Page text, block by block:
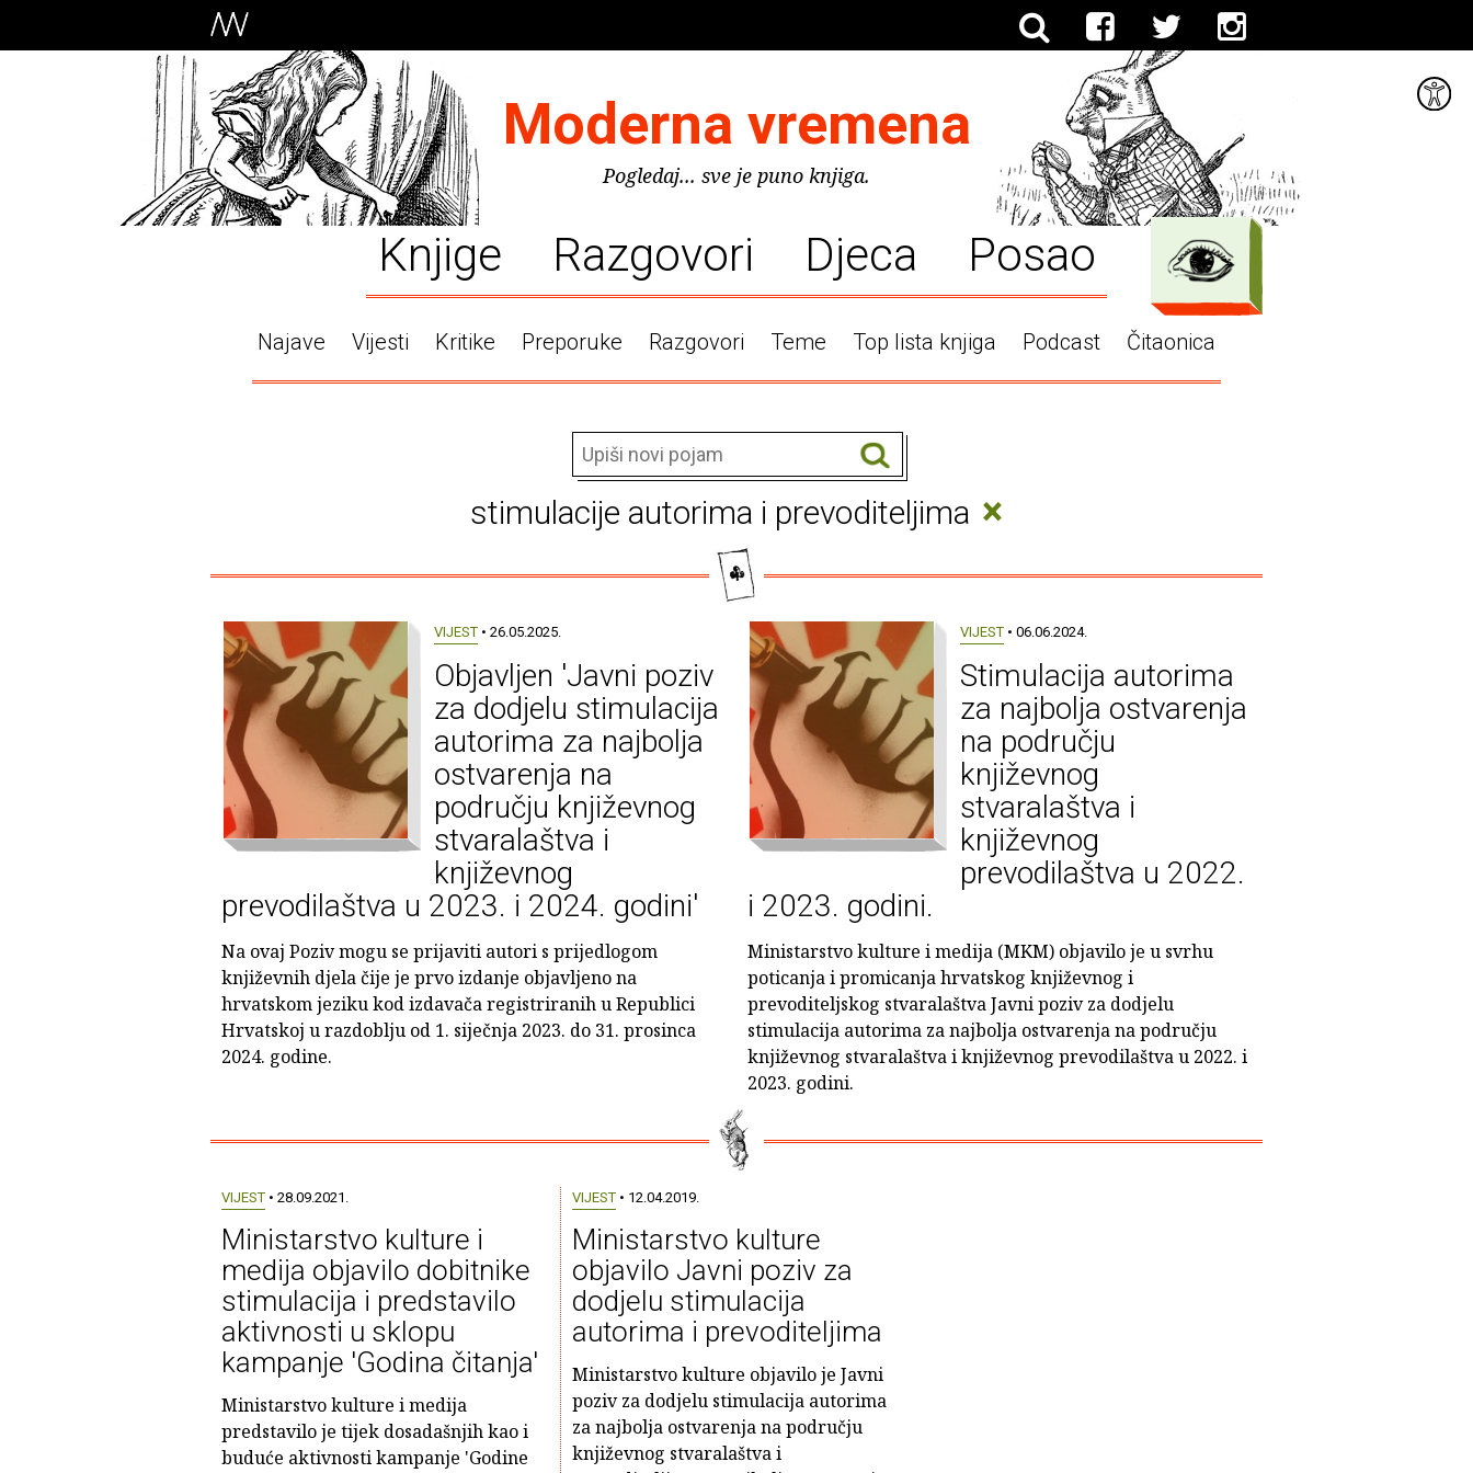
Moderna vremena
Pogledaj... sve je puno knjiga.
Knjige Razgovori Djeca Posao
Najave Vijesti Kritike Preporuke Razgovori Teme Top lista knjiga Podcast Čitaonica
stimulacije autorima i prevoditeljima ×
VIJEST • 26.05.2025.
Objavljen 'Javni poziv
za dodjelu stimulacija
autorima za najbolja
ostvarenja na
području književnog
stvaralaštva i
književnog
prevodilaštva u 2023. i 2024. godini'
Na ovaj Poziv mogu se prijaviti autori s prijedlogom
književnih djela čije je prvo izdanje objavljeno na
hrvatskom jeziku kod izdavača registriranih u Republici
Hrvatskoj u razdoblju od 1. siječnja 2023. do 31. prosinca
2024. godine.
VIJEST • 06.06.2024.
Stimulacija autorima
za najbolja ostvarenja
na području
književnog
stvaralaštva i
književnog
prevodilaštva u 2022.
i 2023. godini.
Ministarstvo kulture i medija (MKM) objavilo je u svrhu
poticanja i promicanja hrvatskog književnog i
prevoditeljskog stvaralaštva Javni poziv za dodjelu
stimulacija autorima za najbolja ostvarenja na području
književnog stvaralaštva i književnog prevodilaštva u 2022. i
2023. godini.
VIJEST• 28.09.2021.
Ministarstvo kulture i
medija objavilo dobitnike
stimulacija i predstavilo
aktivnosti u sklopu
kampanje 'Godina čitanja'
Ministarstvo kulture i medija
predstavilo je tijek dosadašnjih kao i
buduće aktivnosti kampanje 'Godine
VIJEST• 12.04.2019.
Ministarstvo kulture
objavilo Javni poziv za
dodjelu stimulacija
autorima i prevoditeljima
Ministarstvo kulture objavilo je Javni
poziv za dodjelu stimulacija autorima
za najbolja ostvarenja na području
književnog stvaralaštva i